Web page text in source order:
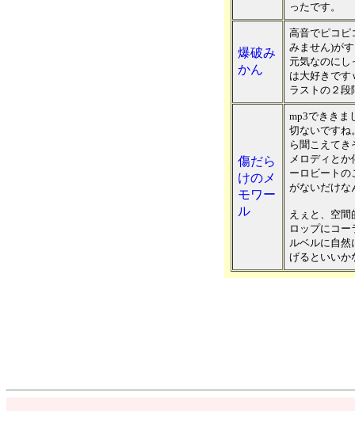
ったです。
爆破み
かん
高音でピコピ
みません)が
元気なのに
は大好きです
ラストの２段
傷だら
けのメ
モワー
ル
mp3でききま
切ないですね
ら聞こえて
メロディと
ーロビートの
がないだけな
えぇと、空
ロップにコ
ルベルに自然
げるといいか